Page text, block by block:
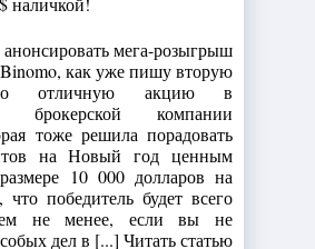
анонсировать мега-розыгрыш
как уже пишу вторую
отличную акцию в
брокерской компании
тоже решила порадовать
на Новый год ценным
10 000 долларов на
победитель будет всего
не менее, если вы не
дел в [...] Читать статью